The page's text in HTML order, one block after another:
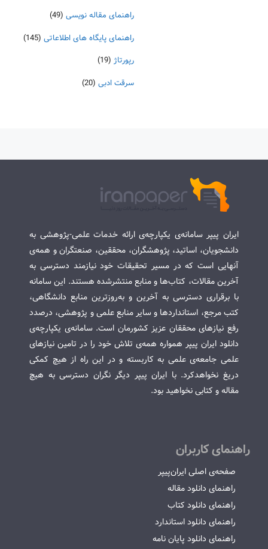
راهنمای مقاله نویسی (49)
راهنمای پایگاه های اطلاعاتی (145)
رپورتاژ (19)
سرقت ادبی (20)
ایران پیپر سامانه‌ی یکپارچه‌ی ارائه خدمات علمی-پژوهشی به
دانشجویان، اساتید، پژوهشگران، محققین، صنعتگران و همه‌ی
آنهایی است که در مسیر تحقیقات خود نیازمند دسترسی به
آخرین مقالات، کتاب‌ها و منابع منتشرشده هستند. این سامانه
با برقراری دسترسی به آخرین و به‌روزترین منابع دانشگاهی،
کتب مرجع، استانداردها و سایر منابع علمی و پژوهشی، درصدد
رفع نیازهای محققان عزیز کشورمان است. سامانه‌ی یکپارچه‌ی
دانلود ایران پیپر همواره همه‌ی تلاش خود را در تامین نیازهای
علمی جامعه‌ی علمی به کاربسته و در این راه از هیچ کمکی
دریغ نخواهدکرد. با ایران پیپر دیگر نگران دسترسی به هیچ
مقاله و کتابی نخواهید بود.
راهنمای کاربران
صفحه‌ی اصلی ایران‌پیپر
راهنمای دانلود مقاله
راهنمای دانلود کتاب
راهنمای دانلود استاندارد
راهنمای دانلود پایان نامه